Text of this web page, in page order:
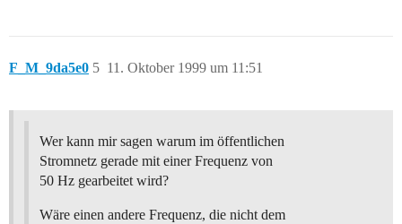
F_M_9da5e0 11. Oktober 1999 um 11:51
5
Wer kann mir sagen warum im öffentlichen
Stromnetz gerade mit einer Frequenz von
50 Hz gearbeitet wird?
Wäre einen andere Frequenz, die nicht dem